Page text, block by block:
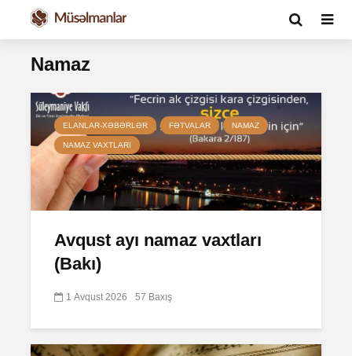
Namaz
ELANLAR-XƏBƏRLƏR FƏTVALAR NAMAZ
NAMAZ VAXTLARI
Avqust ayı namaz vaxtları
(Bakı)
1 Avqust 2026 57 Baxış